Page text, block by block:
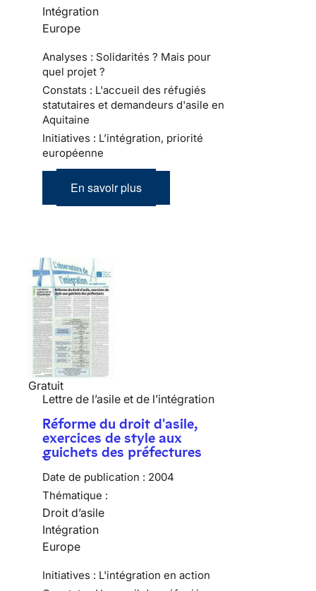
Intégration
Europe
Analyses : Solidarités ? Mais pour
quel projet ?
Constats : L'accueil des réfugiés
statutaires et demandeurs d'asile en
Aquitaine
Initiatives : L’intégration, priorité
européenne
En savoir plus
Gratuit
Lettre de l’asile et de l’intégration
Réforme du droit d'asile,
exercices de style aux
guichets des préfectures
Date de publication : 2004
Thématique :
Droit d’asile
Intégration
Europe
Initiatives : L'intégration en action